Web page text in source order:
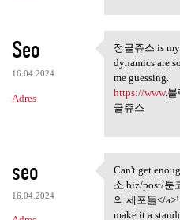
Seo
16.04.2024
Adres
정글쥬스 is
정글쥬스 is
dynamics are
me guessing.
https://www.블
글쥬스
seo
16.04.2024
Can't get
Can't get
소.biz/post/툰
의 세포들</
make it a